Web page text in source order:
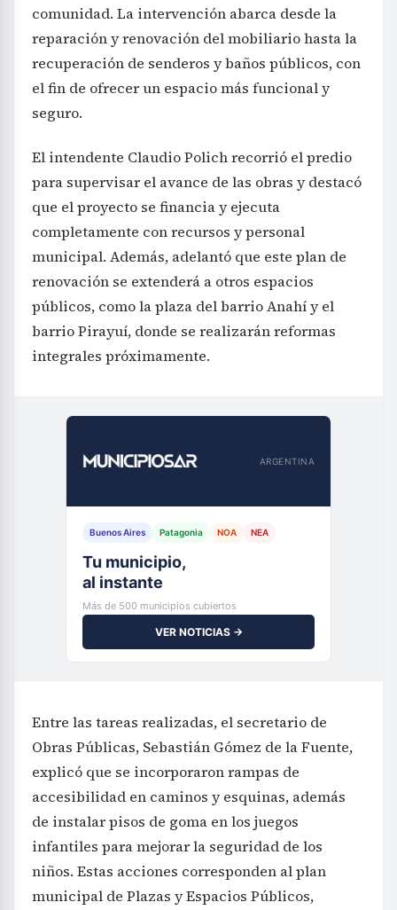
comunidad. La intervención abarca desde la
reparación y renovación del mobiliario hasta la
recuperación de senderos y baños públicos, con
el fin de ofrecer un espacio más funcional y
seguro.
El intendente Claudio Polich recorrió el predio
para supervisar el avance de las obras y destacó
que el proyecto se financia y ejecuta
completamente con recursos y personal
municipal. Además, adelantó que este plan de
renovación se extenderá a otros espacios
públicos, como la plaza del barrio Anahí y el
barrio Pirayuí, donde se realizarán reformas
integrales próximamente.
ARGENTINA
Buenos Aires Patagonia NOA NEA
Tu municipio,
al instante
Más de 500 municipios cubiertos
VER NOTICIAS →
Entre las tareas realizadas, el secretario de
Obras Públicas, Sebastián Gómez de la Fuente,
explicó que se incorporaron rampas de
accesibilidad en caminos y esquinas, además
de instalar pisos de goma en los juegos
infantiles para mejorar la seguridad de los
niños. Estas acciones corresponden al plan
municipal de Plazas y Espacios Públicos,